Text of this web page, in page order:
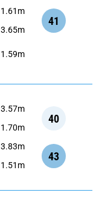
1.61m
3.65m
41
1.59m
3.57m
1.70m
40
3.83m
1.51m
43